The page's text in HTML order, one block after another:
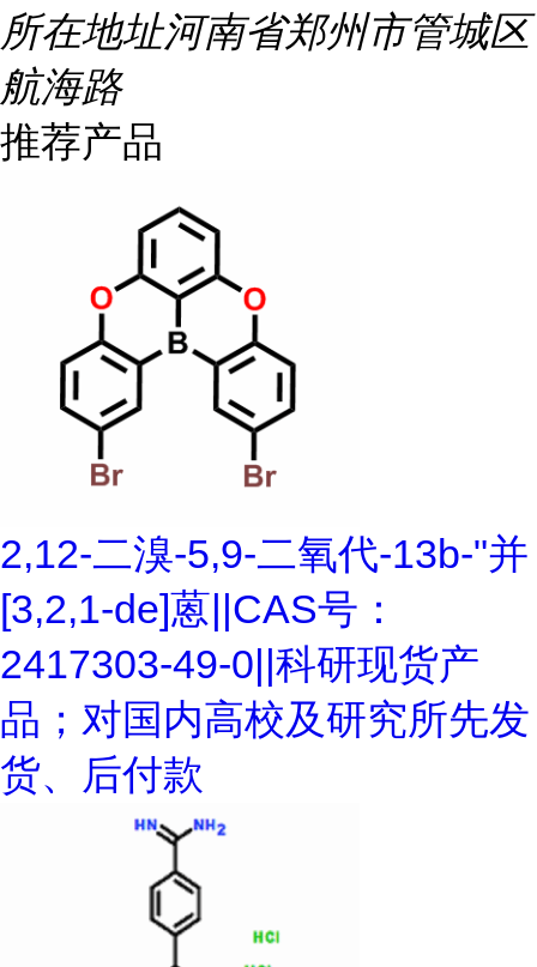
所在地址河南省郑州市管城区
航海路
推荐产品
2,12-二溴-5,9-二氧代-13b-"并
[3,2,1-de]蒽||CAS号：
2417303-49-0||科研现货产
品；对国内高校及研究所先发
货、后付款